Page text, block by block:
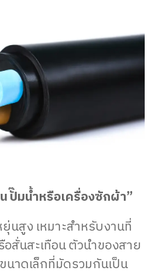
ปั๊มน้ำหรือเครื่องซักผ้า”
นสูง เหมาะสำหรับงานที่
สั่นสะเทือน ตัวนำของสาย
นาดเล็กที่มัดรวมกันเป็น